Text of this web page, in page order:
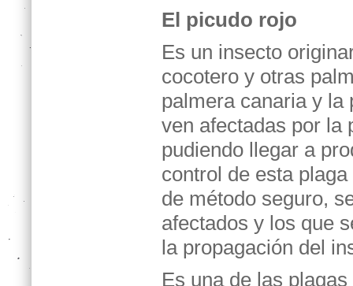
El picudo rojo
Es un insecto
cocotero y otras
palmera canaria y la
ven afectadas por la
pudiendo llegar a
control de esta
de método seguro,
afectados y los que
la propagación del
Es una de las